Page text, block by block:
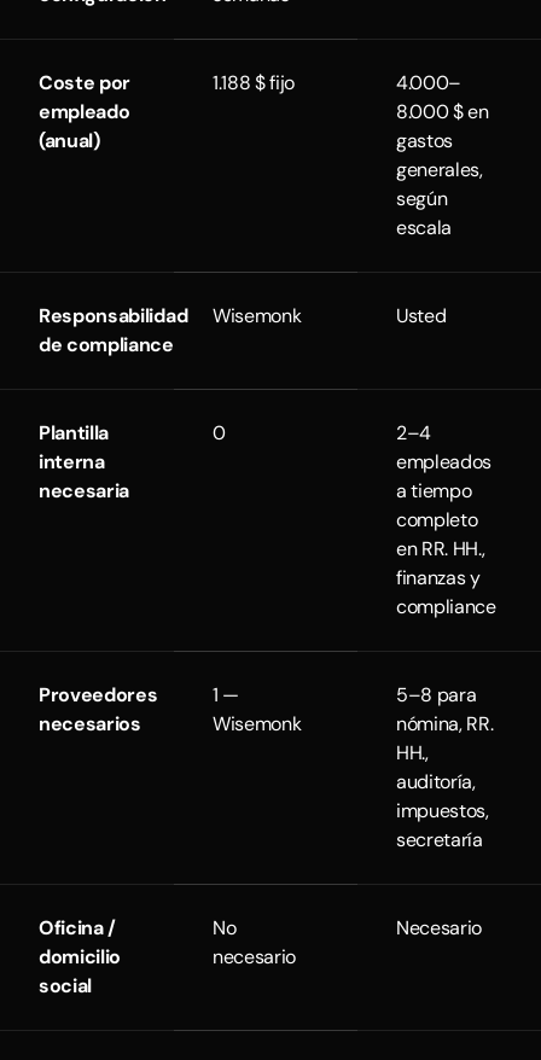
Coste por
empleado
(anual)
1.188 $ fijo
4.000–
8.000 $ en
gastos
generales,
según
escala
Responsabilidad
de compliance
Wisemonk Usted
Plantilla
interna
necesaria
0
2–4
empleados
a tiempo
completo
en RR. HH.,
finanzas y
compliance
Proveedores
necesarios
1 —
Wisemonk
5–8 para
nómina, RR.
HH.,
auditoría,
impuestos,
secretaría
Oficina /
domicilio
social
No
necesario
Necesario